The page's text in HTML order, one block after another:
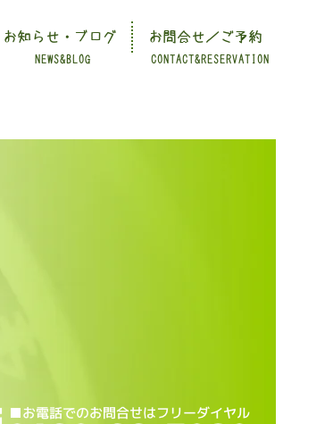
CONTACT&RESERVATION
NEWS&BLOG
お知らせ・ブログ お問合せ／ご予約